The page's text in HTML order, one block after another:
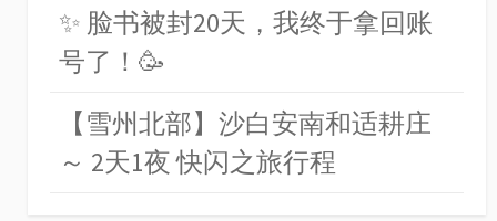
✨ 脸书被封20天，我终于拿回账
号了！🥳
【雪州北部】沙白安南和适耕庄
～ 2天1夜 快闪之旅行程